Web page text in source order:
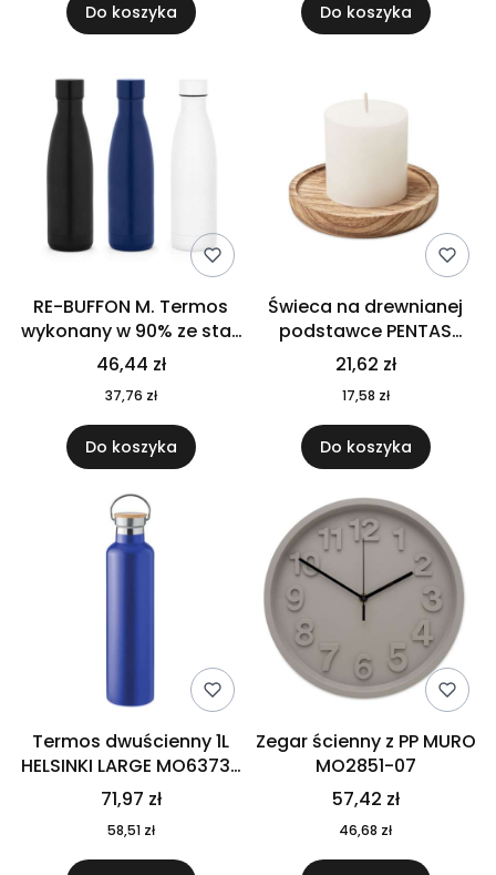
Do koszyka Do koszyka
RE-BUFFON M. Termos
wykonany w 90% ze stali
nierdzewnej
pochodzącej z
recyklingu 520 ml 94294
46,44 zł
37,76 zł
Do koszyka
Świeca na drewnianej
podstawce PENTAS
MO6282-40
21,62 zł
17,58 zł
Do koszyka
Termos dwuścienny 1L
HELSINKI LARGE MO6373-
04
71,97 zł
58,51 zł
Zegar ścienny z PP MURO
MO2851-07
57,42 zł
46,68 zł